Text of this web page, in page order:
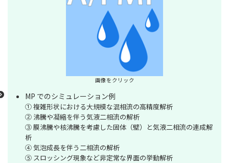
画像をクリック
MP でのシミュレーション例
① 複雑形状における大規模な混相流の高精度解析
② 沸騰や凝縮を伴う気液二相流の解析
③ 膜沸騰や核沸騰を考慮した固体（壁）と気液二相流の連成解
析
④ 気泡成長を伴う二相流の解析
⑤ スロッシング現象など非定常な界面の挙動解析